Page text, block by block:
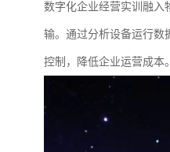
数字化企业经营实训融入
输。通过分析设备运行数
控制，降低企业运营成本